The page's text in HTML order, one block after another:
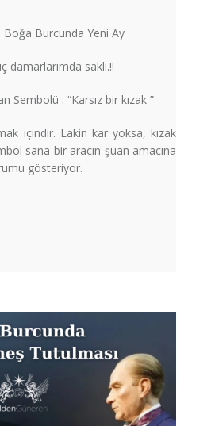
Burcunda Yeni Ay
damarlarımda saklı.!!
Sembolü : “Karsız bir kızak ”
içindir. Lakin kar yoksa, kızak
sana bir aracın şuan amacına
gösteriyor.